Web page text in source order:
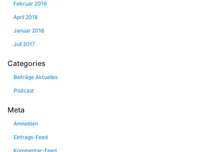
Februar 2019
April 2018
Januar 2018
Juli 2017
Categories
Beiträge Aktuelles
Podcast
Meta
Anmelden
Eintrags-Feed
Kommentar-Feed